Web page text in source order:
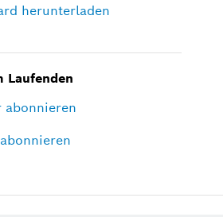
herunterladen
Laufenden
abonnieren